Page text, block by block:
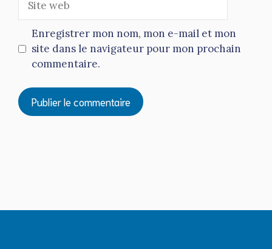
web
Enregistrer mon nom, mon e-mail et mon
site dans le navigateur pour mon prochain
commentaire.